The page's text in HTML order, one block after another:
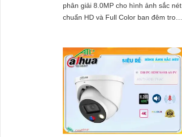
phân giải 8.0MP cho hình ảnh sắc nét
chuẩn HD và Full Color ban đêm trong